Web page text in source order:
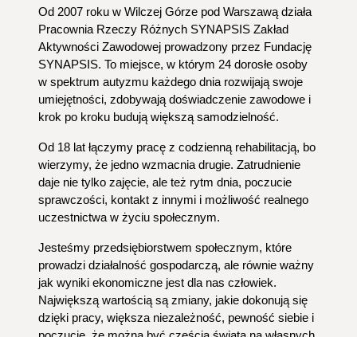
Od 2007 roku w Wilczej Górze pod Warszawą działa
Pracownia Rzeczy Różnych SYNAPSIS Zakład
Aktywności Zawodowej prowadzony przez Fundację
SYNAPSIS. To miejsce, w którym 24 dorosłe osoby
w spektrum autyzmu każdego dnia rozwijają swoje
umiejętności, zdobywają doświadczenie zawodowe i
krok po kroku budują większą samodzielność.
Od 18 lat łączymy pracę z codzienną rehabilitacją, bo
wierzymy, że jedno wzmacnia drugie. Zatrudnienie
daje nie tylko zajęcie, ale też rytm dnia, poczucie
sprawczości, kontakt z innymi i możliwość realnego
uczestnictwa w życiu społecznym.
Jesteśmy przedsiębiorstwem społecznym, które
prowadzi działalność gospodarczą, ale równie ważny
jak wyniki ekonomiczne jest dla nas człowiek.
Największą wartością są zmiany, jakie dokonują się
dzięki pracy, większa niezależność, pewność siebie i